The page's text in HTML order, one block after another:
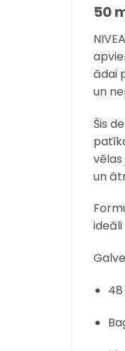
50
ādai
un
Šis
un